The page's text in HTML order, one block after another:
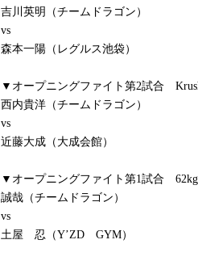
吉川英明（チームドラゴン）
vs
森本一陽（レグルス池袋）
▼オープニングファイト第2試合
西内貴洋（チームドラゴン）
vs
近藤大成（大成会館）
▼オープニングファイト第1試合
誠哉（チームドラゴン）
vs
土屋 忍（Y’ZD GYM）